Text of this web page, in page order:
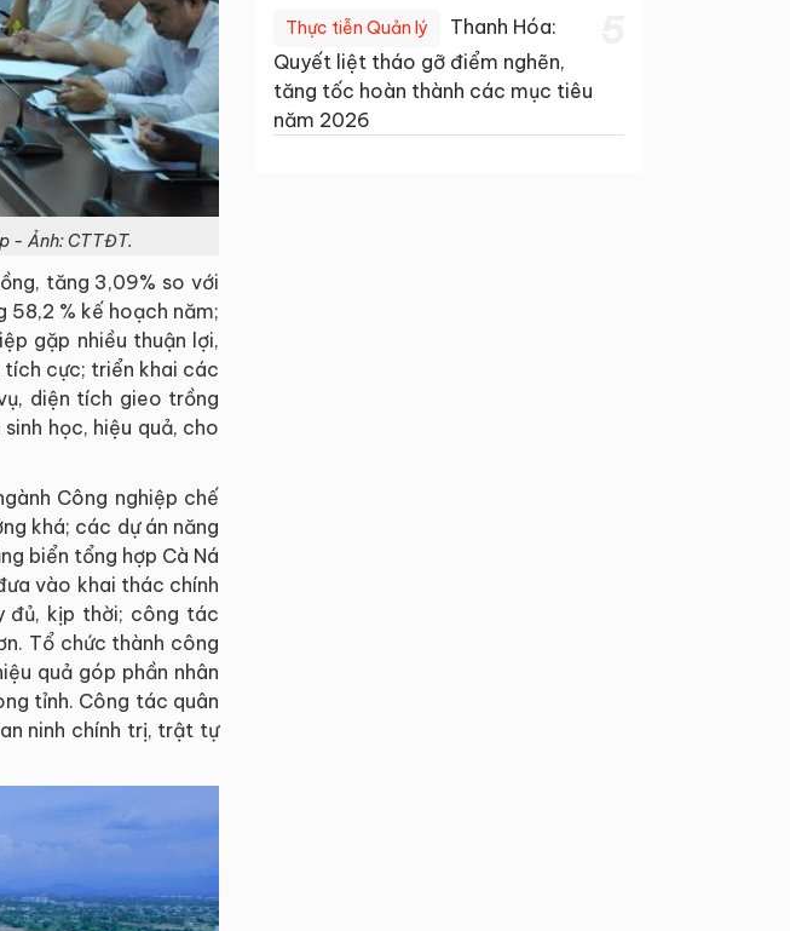
- Ảnh: CTTĐT.
tăng 3,09% so với
58,2 % kế hoạch năm;
gặp nhiều thuận lợi,
cực; triển khai các
diện tích gieo trồng
học, hiệu quả, cho
Công nghiệp chế
khá; các dự án năng
biển tổng hợp Cà Ná
vào khai thác chính
đủ, kịp thời; công tác
Tổ chức thành công
quả góp phần nhân
tỉnh. Công tác quân
ninh chính trị, trật tự
Thực tiễn Quản lý
Thanh Hóa:
Quyết liệt tháo gỡ điểm nghẽn,
tăng tốc hoàn thành các mục tiêu
năm 2026